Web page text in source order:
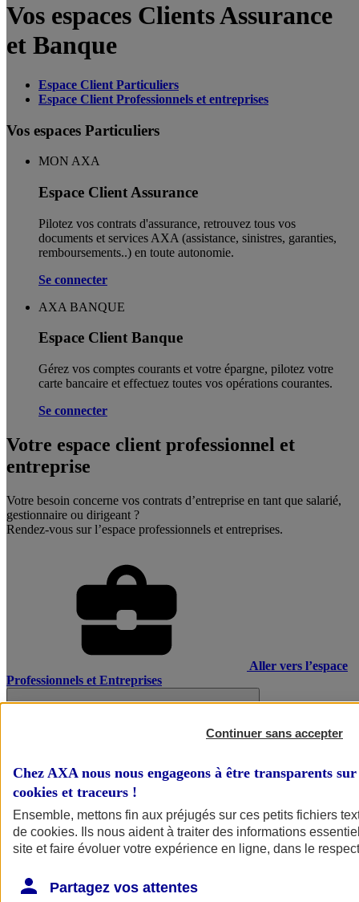
Vos espaces Clients Assurance
et Banque
Espace Client Particuliers
Espace Client Professionnels et entreprises
Vos espaces Particuliers
MON AXA
Espace Client Assurance
Pilotez vos contrats d'assurance, retrouvez tous vos
documents et services AXA (assistance, sinistres, garanties,
remboursements..) en toute autonomie. ​
Se connecter
AXA BANQUE
Espace Client Banque
Gérez vos comptes courants et votre épargne, pilotez votre
carte bancaire et effectuez toutes vos opérations courantes.
Se connecter
Votre espace client professionnel et
entreprise
Votre besoin concerne vos contrats d’entreprise en tant que salarié,
gestionnaire ou dirigeant ?
Rendez-vous sur l’espace professionnels et entreprises.
Aller vers l’espace
Professionnels et Entreprises
Continuer sans accepter
Chez AXA nous nous engageons à être transparents
cookies et traceurs !
Ensemble, mettons fin aux préjugés sur ces petits fichiers
de cookies. Ils nous aident à traiter des informations
site et faire évoluer votre expérience en ligne, dans le
Partagez vos attentes